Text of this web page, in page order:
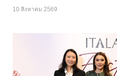
10 สิงหาคม 2569